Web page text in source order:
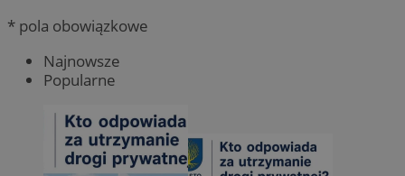
* pola obowiązkowe
Najnowsze
Popularne